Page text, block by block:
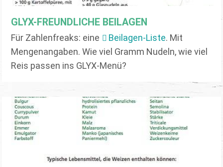
GLYX-FREUNDLICHE BEILAGEN
Für Zahlenfreaks: eine Beilagen-Liste. Mit
Mengenangaben. Wie viel Gramm Nudeln, wie viel
Reis passen ins GLYX-Menü?